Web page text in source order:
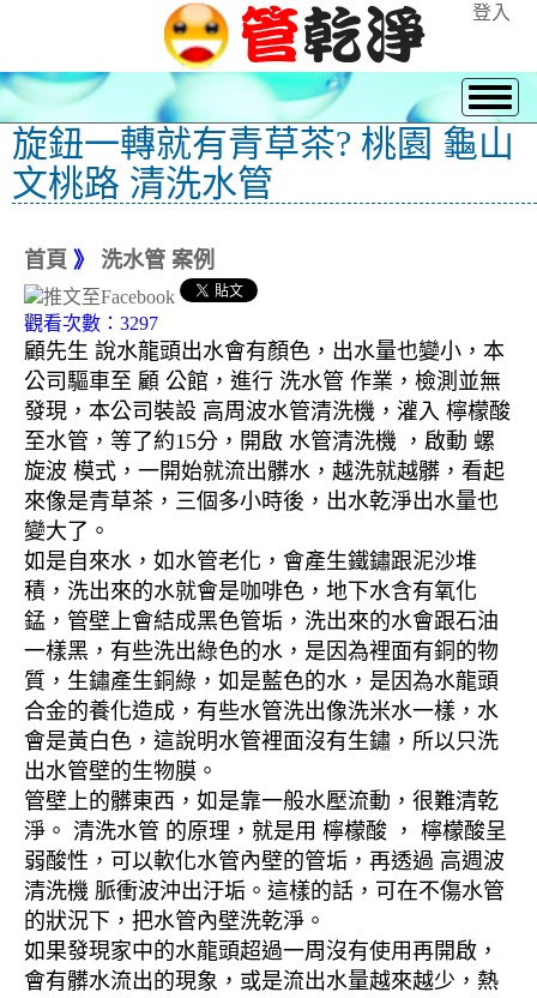
登入
旋鈕一轉就有青草茶? 桃園 龜山
文桃路 清洗水管
首頁 》 洗水管 案例
觀看次數：3297
顧先生 說水龍頭出水會有顏色，出水量也變小，本
公司驅車至 顧 公館，進行 洗水管 作業，檢測並無
發現，本公司裝設 高周波水管清洗機，灌入 檸檬酸
至水管，等了約15分，開啟 水管清洗機 ，啟動 螺
旋波 模式，一開始就流出髒水，越洗就越髒，看起
來像是青草茶，三個多小時後，出水乾淨出水量也
變大了。
如是自來水，如水管老化，會產生鐵鏽跟泥沙堆
積，洗出來的水就會是咖啡色，地下水含有氧化
錳，管壁上會結成黑色管垢，洗出來的水會跟石油
一樣黑，有些洗出綠色的水，是因為裡面有銅的物
質，生鏽產生銅綠，如是藍色的水，是因為水龍頭
合金的養化造成，有些水管洗出像洗米水一樣，水
會是黃白色，這說明水管裡面沒有生鏽，所以只洗
出水管壁的生物膜。
管壁上的髒東西，如是靠一般水壓流動，很難清乾
淨。 清洗水管 的原理，就是用 檸檬酸 ， 檸檬酸呈
弱酸性，可以軟化水管內壁的管垢，再透過 高週波
清洗機 脈衝波沖出汙垢。這樣的話，可在不傷水管
的狀況下，把水管內壁洗乾淨。
如果發現家中的水龍頭超過一周沒有使用再開啟，
會有髒水流出的現象，或是流出水量越來越少，熱